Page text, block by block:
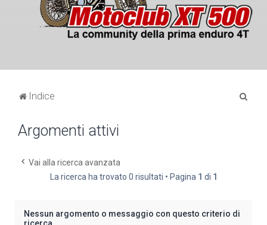
Indice
Argomenti attivi
Vai alla ricerca avanzata
La ricerca ha trovato 0 risultati • Pagina 1 di 1
Nessun argomento o messaggio con questo criterio di